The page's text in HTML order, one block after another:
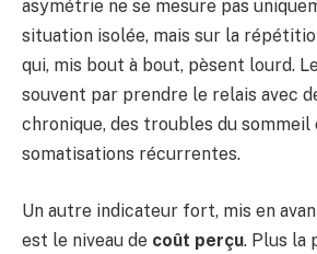
asymétrie ne se mesure pas
situation isolée, mais sur la
qui, mis bout à bout, pèsent lourd.
souvent par prendre le relais avec
chronique, des troubles du sommeil
somatisations récurrentes.
Un autre indicateur fort, mis en
est le niveau de coût perçu. Plus la